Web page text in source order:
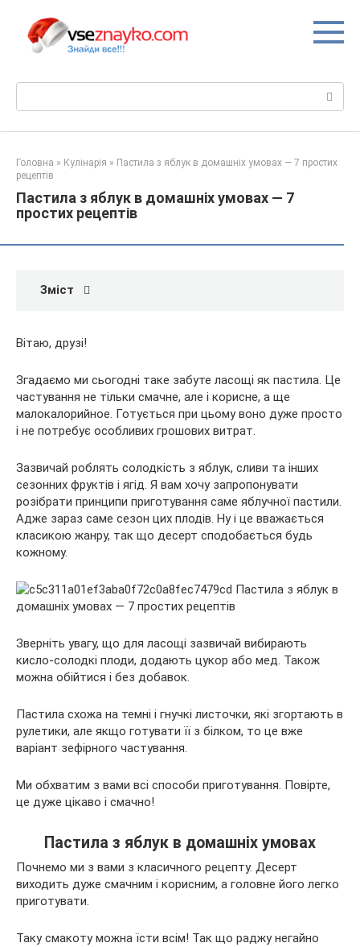
вмісту
Головна » Кулінарія » Пастила з яблук в домашніх умовах — 7 простих
рецептів
Пастила з яблук в домашніх умовах — 7
простих рецептів
Зміст
Вітаю, друзі!
Згадаємо ми сьогодні таке забуте ласощі як пастила. Це
частування не тільки смачне, але і корисне, а ще
малокалорийное. Готується при цьому воно дуже просто
і не потребує особливих грошових витрат.
Зазвичай роблять солодкість з яблук, сливи та інших
сезонних фруктів і ягід. Я вам хочу запропонувати
розібрати принципи приготування саме яблучної пастили.
Адже зараз саме сезон цих плодів. Ну і це вважається
класикою жанру, так що десерт сподобається будь
кожному.
Зверніть увагу, що для ласощі зазвичай вибирають
кисло-солодкі плоди, додають цукор або мед. Також
можна обійтися і без добавок.
Пастила схожа на темні і гнучкі листочки, які згортають в
рулетики, але якщо готувати її з білком, то це вже
варіант зефірного частування.
Ми обхватим з вами всі способи приготування. Повірте,
це дуже цікаво і смачно!
Пастила з яблук в домашніх умовах
Почнемо ми з вами з класичного рецепту. Десерт
виходить дуже смачним і корисним, а головне його легко
приготувати.
Таку смакоту можна їсти всім! Так що раджу негайно